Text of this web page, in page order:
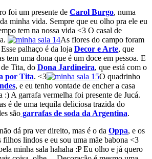
foi um presente de Carol Burgo, numa
minha vida. Sempre que eu olho pra ele eu
tem na nossa vida <3 O casal de
As flores do campo foram
palhaço é da loja Decor e Arte, que
tem uma dona que é um doce em pessoa. E
Tita, do Dona Jardineira, que está com o
por Tita. <3
O quadrinho
, e eu tenho vontade de encher a casa
:) A garrafa vermelha foi presente de Jucá.
é de uma tequila deliciosa trazida do
são garrafas de soda da Argentina.
dá pra ver direito, mas é o da Oppa, e os
filhos lindos e eu sou uma mãe babona <3
minha sala hahaha :P Eu olho e já quero